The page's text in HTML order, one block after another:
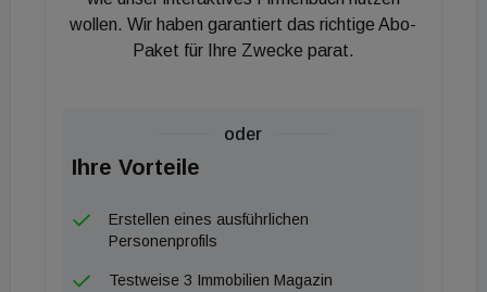
wollen. Wir haben garantiert das richtige Abo-
Paket für Ihre Zwecke parat.
oder
Ihre Vorteile
Erstellen eines ausführlichen
Personenprofils
Testweise 3 Immobilien Magazin